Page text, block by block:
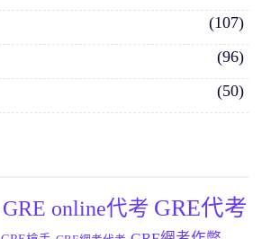
(107)
(96)
(50)
GRE online代考 GRE代考